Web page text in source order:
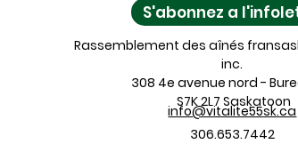
S'abonnez a
info@vitalite55sk.ca
306.653.7442
Rassemblement des aînés
inc.
308 4e avenue nord -
S7K 2L7 Saskatoon